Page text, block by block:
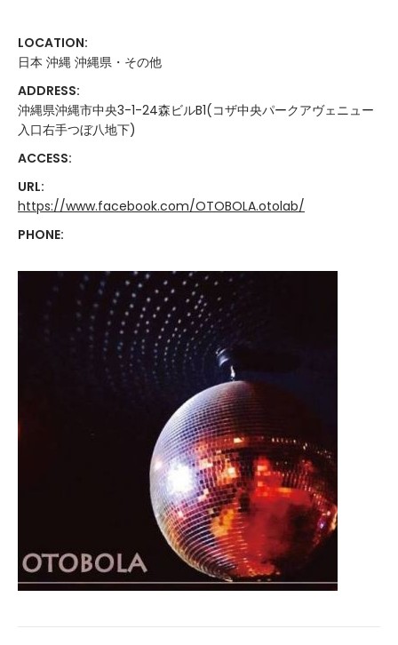
LOCATION:
日本 沖縄 沖縄県・その他
ADDRESS:
沖縄県沖縄市中央3-1-24森ビルB1(コザ中央パークアヴェニュー
入口右手つぼ八地下)
ACCESS:
URL:
https://www.facebook.com/OTOBOLA.otolab/
PHONE: